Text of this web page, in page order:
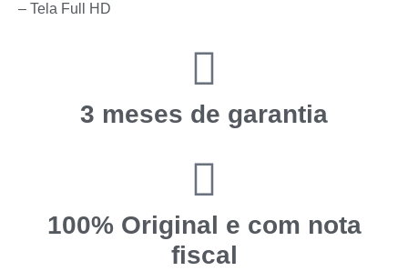
– ⁠Tela Full HD
3 meses de garantia
100% Original e com nota
fiscal